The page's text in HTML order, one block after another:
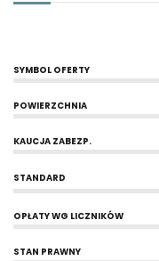
SYMBOL OFERTY
POWIERZCHNIA
KAUCJA ZABEZP.
STANDARD
OPŁATY WG LICZNIKÓW
STAN PRAWNY